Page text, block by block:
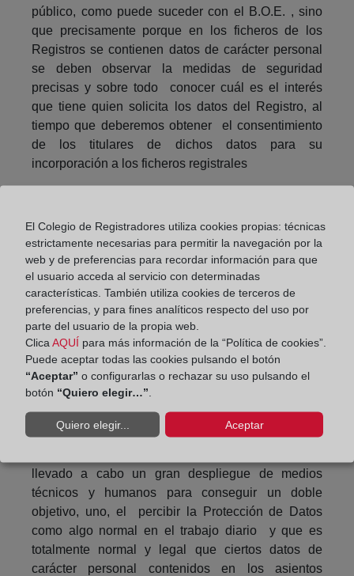
público, como puede suceder con el B.O.E. , sino
que precisamente porque en los ficheros de los
Registros se contienen datos de carácter personal
se deben observar la medidas de seguridad
precisas y sobre todo conocer cuál es el interés
que tiene quien solicita los datos del Registro, al
tiempo que deberemos obtener el consentimiento
de los titulares de dichos datos para su
incorporación a los ficheros registrales
Registros y la que regula la Protección de Datos
no son para nada contrarias sino complementaria ,
es decir, cumpliendo las obligaciones que las
legislación , llamemos registral impone a los
Registradores en materia de publicidad formal se
da cumplimiento a las obligaciones exigidas por la
normativa que rige la Protección de Datos, muy en
especial el deber de tratamiento profesional de la
información.
Precisamente y por ser conscientes de la
importancia que tiene la materia en el trabajo diario
llevado a cabo un gran despliegue de medios
técnicos y humanos para conseguir un doble
objetivo, uno, el percibir la Protección de Datos
como algo normal en el trabajo diario y que es
totalmente normal y legal que ciertos datos de
carácter personal contenidos en los asientos
El Colegio de Registradores utiliza cookies propias: técnicas
estrictamente necesarias para permitir la navegación por la
web y de preferencias para recordar información para que
el usuario acceda al servicio con determinadas
características. También utiliza cookies de terceros de
preferencias, y para fines analíticos respecto del uso por
parte del usuario de la propia web.
Clica AQUÍ para más información de la “Política de cookies”.
Puede aceptar todas las cookies pulsando el botón
“Aceptar” o configurarlas o rechazar su uso pulsando el
botón “Quiero elegir…”
Quiero elegir... Aceptar